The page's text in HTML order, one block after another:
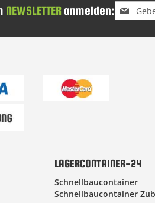
NEWSLETTER anmelden: Melden
Sie
LAGERCONTAINER-24
Schnellbaucontainer
Schnellbaucontainer